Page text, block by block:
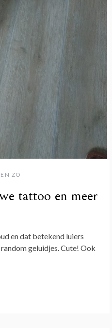
ZO
tattoo en meer
en dat betekend luiers
geluidjes. Cute! Ook